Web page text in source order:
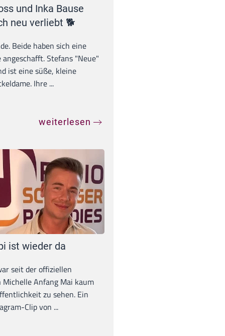
und Inka Bause
neu verliebt 🐕
Beide haben sich eine
angeschafft. Stefans "Neue"
ist eine süße, kleine
Ihre ...
weiterlesen
ist wieder da
seit der offiziellen
Michelle Anfang Mai kaum
zu sehen. Ein
Clip von ...